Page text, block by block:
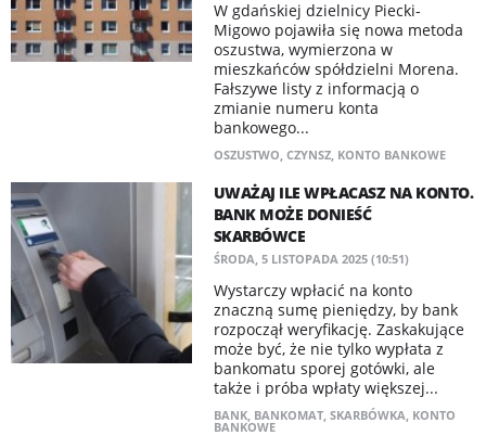
W gdańskiej dzielnicy Piecki-
Migowo pojawiła się nowa metoda
oszustwa, wymierzona w
mieszkańców spółdzielni Morena.
Fałszywe listy z informacją o
zmianie numeru konta
bankowego...
OSZUSTWO, CZYNSZ, KONTO BANKOWE
UWAŻAJ ILE WPŁACASZ NA KONTO.
BANK MOŻE DONIEŚĆ
SKARBÓWCE
ŚRODA, 5 LISTOPADA 2025 (10:51)
Wystarczy wpłacić na konto
znaczną sumę pieniędzy, by bank
rozpoczął weryfikację. Zaskakujące
może być, że nie tylko wypłata z
bankomatu sporej gotówki, ale
także i próba wpłaty większej...
BANK, BANKOMAT, SKARBÓWKA, KONTO
BANKOWE